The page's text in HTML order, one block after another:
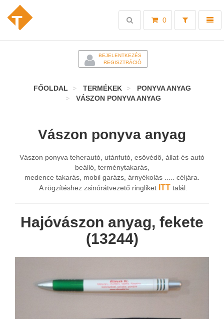
Toggle
0
Toggle
search
BEJELENTKEZÉS
REGISZTRÁCIÓ
FŐOLDAL TERMÉKEK
PONYVA ANYAG
VÁSZON PONYVA ANYAG
Vászon ponyva anyag
Vászon ponyva teherautó, utánfutó, esővédő, állat-és autó
beálló, terménytakarás,
medence takarás, mobil garázs, árnyékolás ..... céljára.
A rögzítéshez zsinórátvezető ringliket ITTtalál.
Hajóvászon anyag, fekete
(13244)